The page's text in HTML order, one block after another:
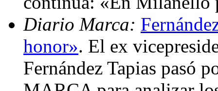
Diario Marca:
honor». El ex
Fernández Tapias pasó